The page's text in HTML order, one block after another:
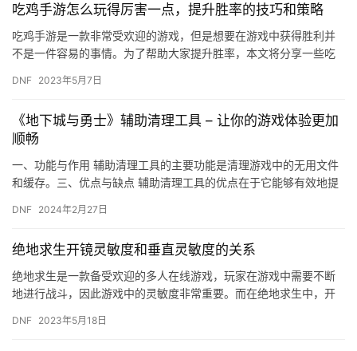
吃鸡手游怎么玩得厉害一点，提升胜率的技巧和策略
吃鸡手游是一款非常受欢迎的游戏，但是想要在游戏中获得胜利并
不是一件容易的事情。为了帮助大家提升胜率，本文将分享一些吃
择…
DNF 2023年5月7日
《地下城与勇士》辅助清理工具 – 让你的游戏体验更加
顺畅
一、功能与作用 辅助清理工具的主要功能是清理游戏中的无用文件
和缓存。三、优点与缺点 辅助清理工具的优点在于它能够有效地提
DNF 2024年2月27日
绝地求生开镜灵敏度和垂直灵敏度的关系
绝地求生是一款备受欢迎的多人在线游戏，玩家在游戏中需要不断
地进行战斗，因此游戏中的灵敏度非常重要。而在绝地求生中，开
定的关…
DNF 2023年5月18日